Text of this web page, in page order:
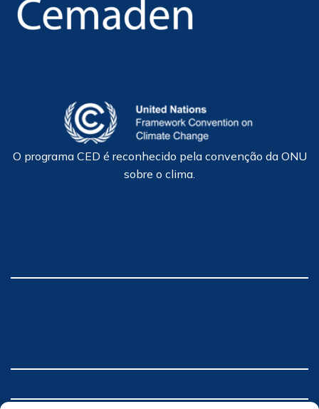
O programa CED é reconhecido pela convenção da ONU
sobre o clima.